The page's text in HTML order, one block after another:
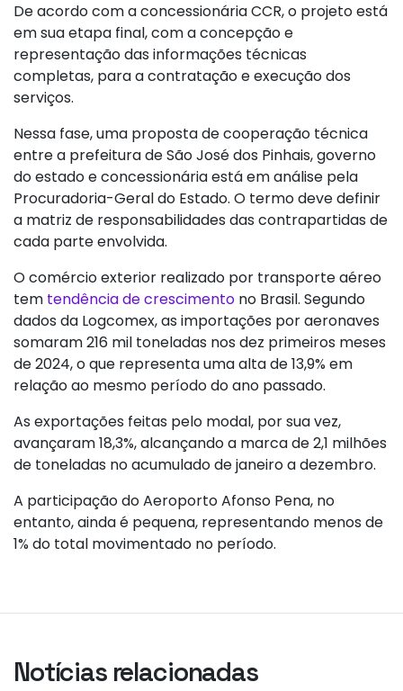
De acordo com a concessionária CCR, o projeto está
em sua etapa final, com a concepção e
representação das informações técnicas
completas, para a contratação e execução dos
serviços.
Nessa fase, uma proposta de cooperação técnica
entre a prefeitura de São José dos Pinhais, governo
do estado e concessionária está em análise pela
Procuradoria-Geral do Estado. O termo deve definir
a matriz de responsabilidades das contrapartidas de
cada parte envolvida.
O comércio exterior realizado por transporte aéreo
tem tendência de crescimento no Brasil. Segundo
dados da Logcomex, as importações por aeronaves
somaram 216 mil toneladas nos dez primeiros meses
de 2024, o que representa uma alta de 13,9% em
relação ao mesmo período do ano passado.
As exportações feitas pelo modal, por sua vez,
avançaram 18,3%, alcançando a marca de 2,1 milhões
de toneladas no acumulado de janeiro a dezembro.
A participação do Aeroporto Afonso Pena, no
entanto, ainda é pequena, representando menos de
1% do total movimentado no período.
Notícias relacionadas